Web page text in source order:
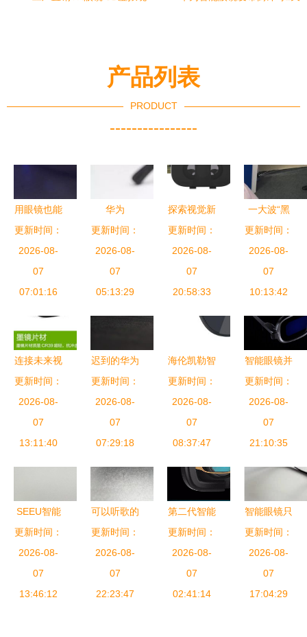
产品列表
PRODUCT
----------------
用眼镜也能
听音乐，雷
蛇天隼智能
眼镜开箱体
验
更新时间：
2026-08-
07
07:01:16
华为
Eyewear智
能眼镜体验
时尚大于科
技的先锋之
更新时间：
2026-08-
07
05:13:29
探索视觉新
纪元 智能
眼镜—再酷
VR眼镜打
造专属3D
更新时间：
2026-08-
07
20:58:33
一大波“黑
科技”亮
相“5·18展
洽会”，常
州智造了解
更新时间：
2026-08-
07
10:13:42
连接未来视
野 Spardar
智能眼镜的
全面解析
更新时间：
2026-08-
07
13:11:40
迟到的华为
智能眼镜，
黑色边框，
爱吗？
更新时间：
2026-08-
07
07:29:18
海伦凯勒智
能眼镜评测
科技与传统
视野的结合
更新时间：
2026-08-
07
08:37:47
智能眼镜并
非适合所有
群体 除了
炫酷，你可
能还需要留
更新时间：
2026-08-
07
21:10:35
SEEU智能
眼镜初体验
功能实用不
跟风，智能
眼镜就该这
更新时间：
2026-08-
07
13:46:12
可以听歌的
眼镜 声阔
智能眼镜，
重塑听觉与
视觉的交互
更新时间：
2026-08-
07
22:23:47
第二代智能
眼镜 VR虚
拟现实技术
与遥控操控
的革命
更新时间：
2026-08-
07
02:41:14
智能眼镜只
是“伪装成
眼镜的蓝
牙”？消费
者最需要的
更新时间：
2026-08-
07
17:04:29